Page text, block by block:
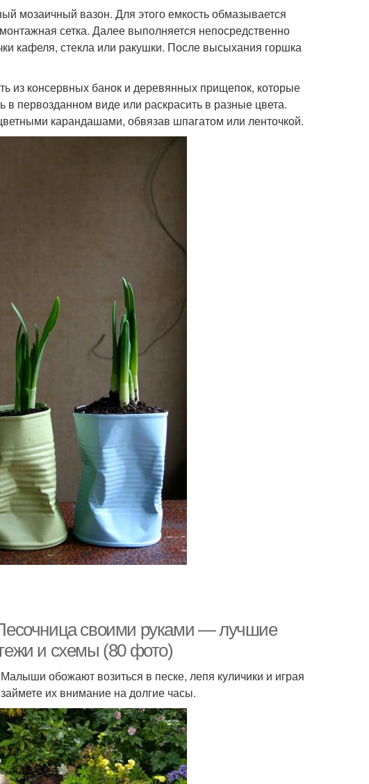
мозаичный вазон. Для этого емкость обмазывается
сетка. Далее выполняется непосредственно
кафеля, стекла или ракушки. После высыхания горшка
из консервных банок и деревянных прищепок, которые
в первозданном виде или раскрасить в разные цвета.
карандашами, обвязав шпагатом или ленточкой.
своими руками — лучшие
и схемы (80 фото)
обожают возиться в песке, лепя куличики и играя
их внимание на долгие часы.